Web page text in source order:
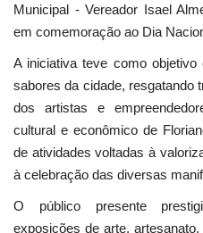
Municipal - Vereador Isael
em comemoração ao Dia
A iniciativa teve como
sabores da cidade, resgatando
dos artistas e
cultural e econômico de
de atividades voltadas à
à celebração das diversas
O público presente
exposições de arte,